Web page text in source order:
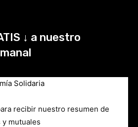
↓ a nuestro
Solidaria
recibir nuestro resumen de
mutuales